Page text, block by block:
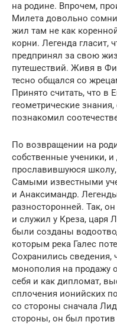
на родине. Впрочем,
Милета довольно
жил там не как
корни. Легенда гласит,
предпринял за свою
путешествий. Живя в
тесно общался со
Принято считать, что в
геометрические
познакомил
По возвращении на
собственные ученики,
прославившуюся
Самыми известными
и Анаксимандр.
разносторонней. Так,
и служил у Креза,
были созданы
которым река Галес
Сохранились сведения,
монополия на продажу
себя и как дипломат,
сплочения ионийских
со стороны сначала
стороны, он был